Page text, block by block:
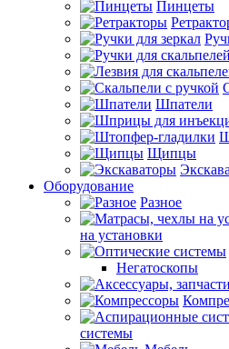
Пинцеты
Шпатели
Щипцы
Оборудование
Разное
на установки
Негатоскопы
системы